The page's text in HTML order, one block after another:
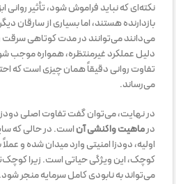
نکته‌ای که نباید فراموش شود، تأثیر روانی
بازدارنده هستند، اما بسیاری از سارقان
می‌دانند می‌توانند در مدت کوتاهی سرقت
دلیل عملکرد غیرمنتظره، همواره
تفاوت روانی دقیقاً همان چیزی است که
می‌رساند.
در نهایت، می‌توان گفت تفاوت اصلی
درماهیت واکنشی آناست. در حالی که
اولیه، دودزا امنیتی وارد میدان شده و
کوچک، این ویژگی حیاتی است. زیرا
می‌تواند به نابودی کامل سرمایه منجر شود.